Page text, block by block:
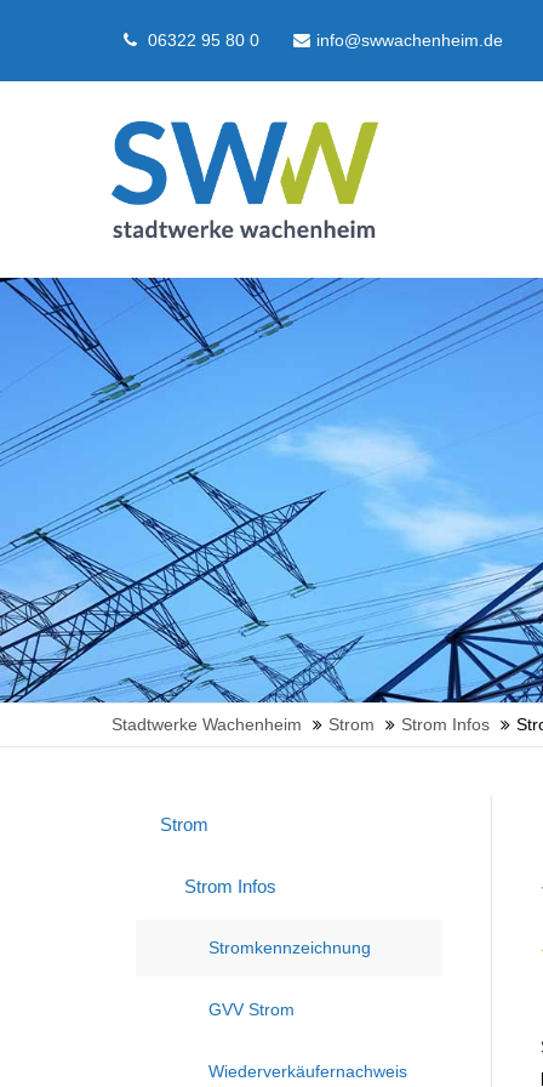
Benutzername
Passwort
Anmelden
Register Lost your password?
06322 95 80 0 info@swwachenheim.de
Stadtwerke Wachenheim Strom Strom Infos
Strom
Strom Infos
Stromkennzeichnung
GVV Strom
Wiederverkäufernachweis